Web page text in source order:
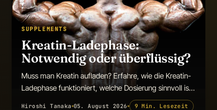
SUPPLEMENTS
Kreatin-Ladephase:
Notwendig oder überflüssig?
Muss man Kreatin aufladen? Erfahre, wie die Kreatin-
Ladephase funktioniert, welche Dosierung sinnvoll ist
und ob sie wirkliche Vorteile bietet.
Hiroshi Tanaka 05. August 2026 9 Min. Lesezeit